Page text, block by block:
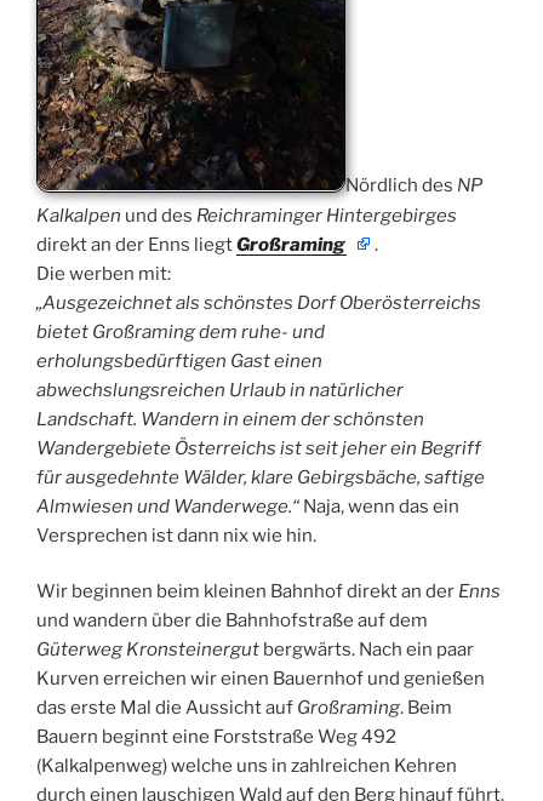
Nördlich des NP
Kalkalpen und des Reichraminger Hintergebirges
direkt an der Enns liegtGroßraming
.
Die werben mit:
„Ausgezeichnet als schönstes Dorf Oberösterreichs
bietet Großraming dem ruhe- und
erholungsbedürftigen Gast einen
abwechslungsreichen Urlaub in natürlicher
Landschaft. Wandern in einem der schönsten
Wandergebiete Österreichs ist seit jeher ein Begriff
für ausgedehnte Wälder, klare Gebirgsbäche, saftige
Almwiesen und Wanderwege.“ Naja, wenn das ein
Versprechen ist dann nix wie hin.
Wir beginnen beim kleinen Bahnhof direkt an der Enns
und wandern über die Bahnhofstraße auf dem
Güterweg Kronsteinergut bergwärts. Nach ein paar
Kurven erreichen wir einen Bauernhof und genießen
das erste Mal die Aussicht auf Großraming. Beim
Bauern beginnt eine Forststraße Weg 492
(Kalkalpenweg) welche uns in zahlreichen Kehren
durch einen lauschigen Wald auf den Berg hinauf führt.